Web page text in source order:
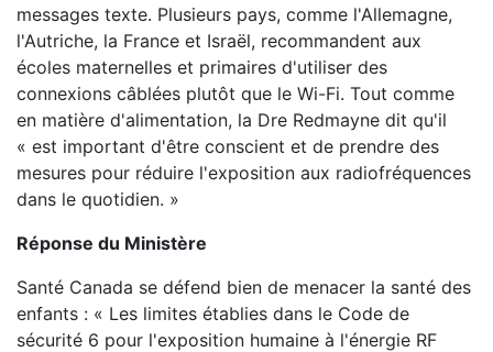
messages texte. Plusieurs pays, comme l'Allemagne,
l'Autriche, la France et Israël, recommandent aux
écoles maternelles et primaires d'utiliser des
connexions câblées plutôt que le Wi-Fi. Tout comme
en matière d'alimentation, la Dre Redmayne dit qu'il
« est important d'être conscient et de prendre des
mesures pour réduire l'exposition aux radiofréquences
dans le quotidien. »
Réponse du Ministère
Santé Canada se défend bien de menacer la santé des
enfants : « Les limites établies dans le Code de
sécurité 6 pour l'exposition humaine à l'énergie RF